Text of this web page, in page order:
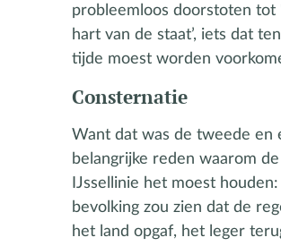
probleemloos doorstoten tot
hart van de staat’, iets dat
tijde moest worden
Consternatie
Want dat was de tweede en
belangrijke reden waarom de
IJssellinie het moest houden:
bevolking zou zien dat de
het land opgaf, het leger